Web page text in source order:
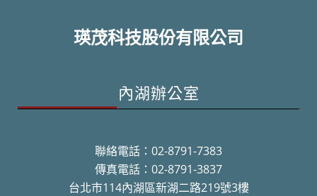
瑛茂科技股份有限公司
內湖辦公室
聯絡電話：02-8791-7383
傳真電話：02-8791-3837
台北市114內湖區新湖二路219號3樓